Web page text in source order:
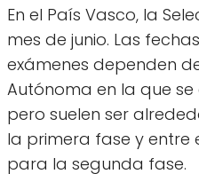
En el País Vasco, la
mes de junio. Las
exámenes dependen
Autónoma en la que
pero suelen ser
la primera fase y entre
para la segunda fase.